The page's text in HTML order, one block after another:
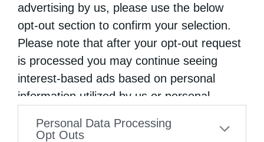
advertising by us, please use the below
opt-out section to confirm your selection.
Please note that after your opt-out request
is processed you may continue seeing
interest-based ads based on personal
information utilized by us or personal
to your opt-out. You may separately opt-out
Personal Data Processing
Opt Outs